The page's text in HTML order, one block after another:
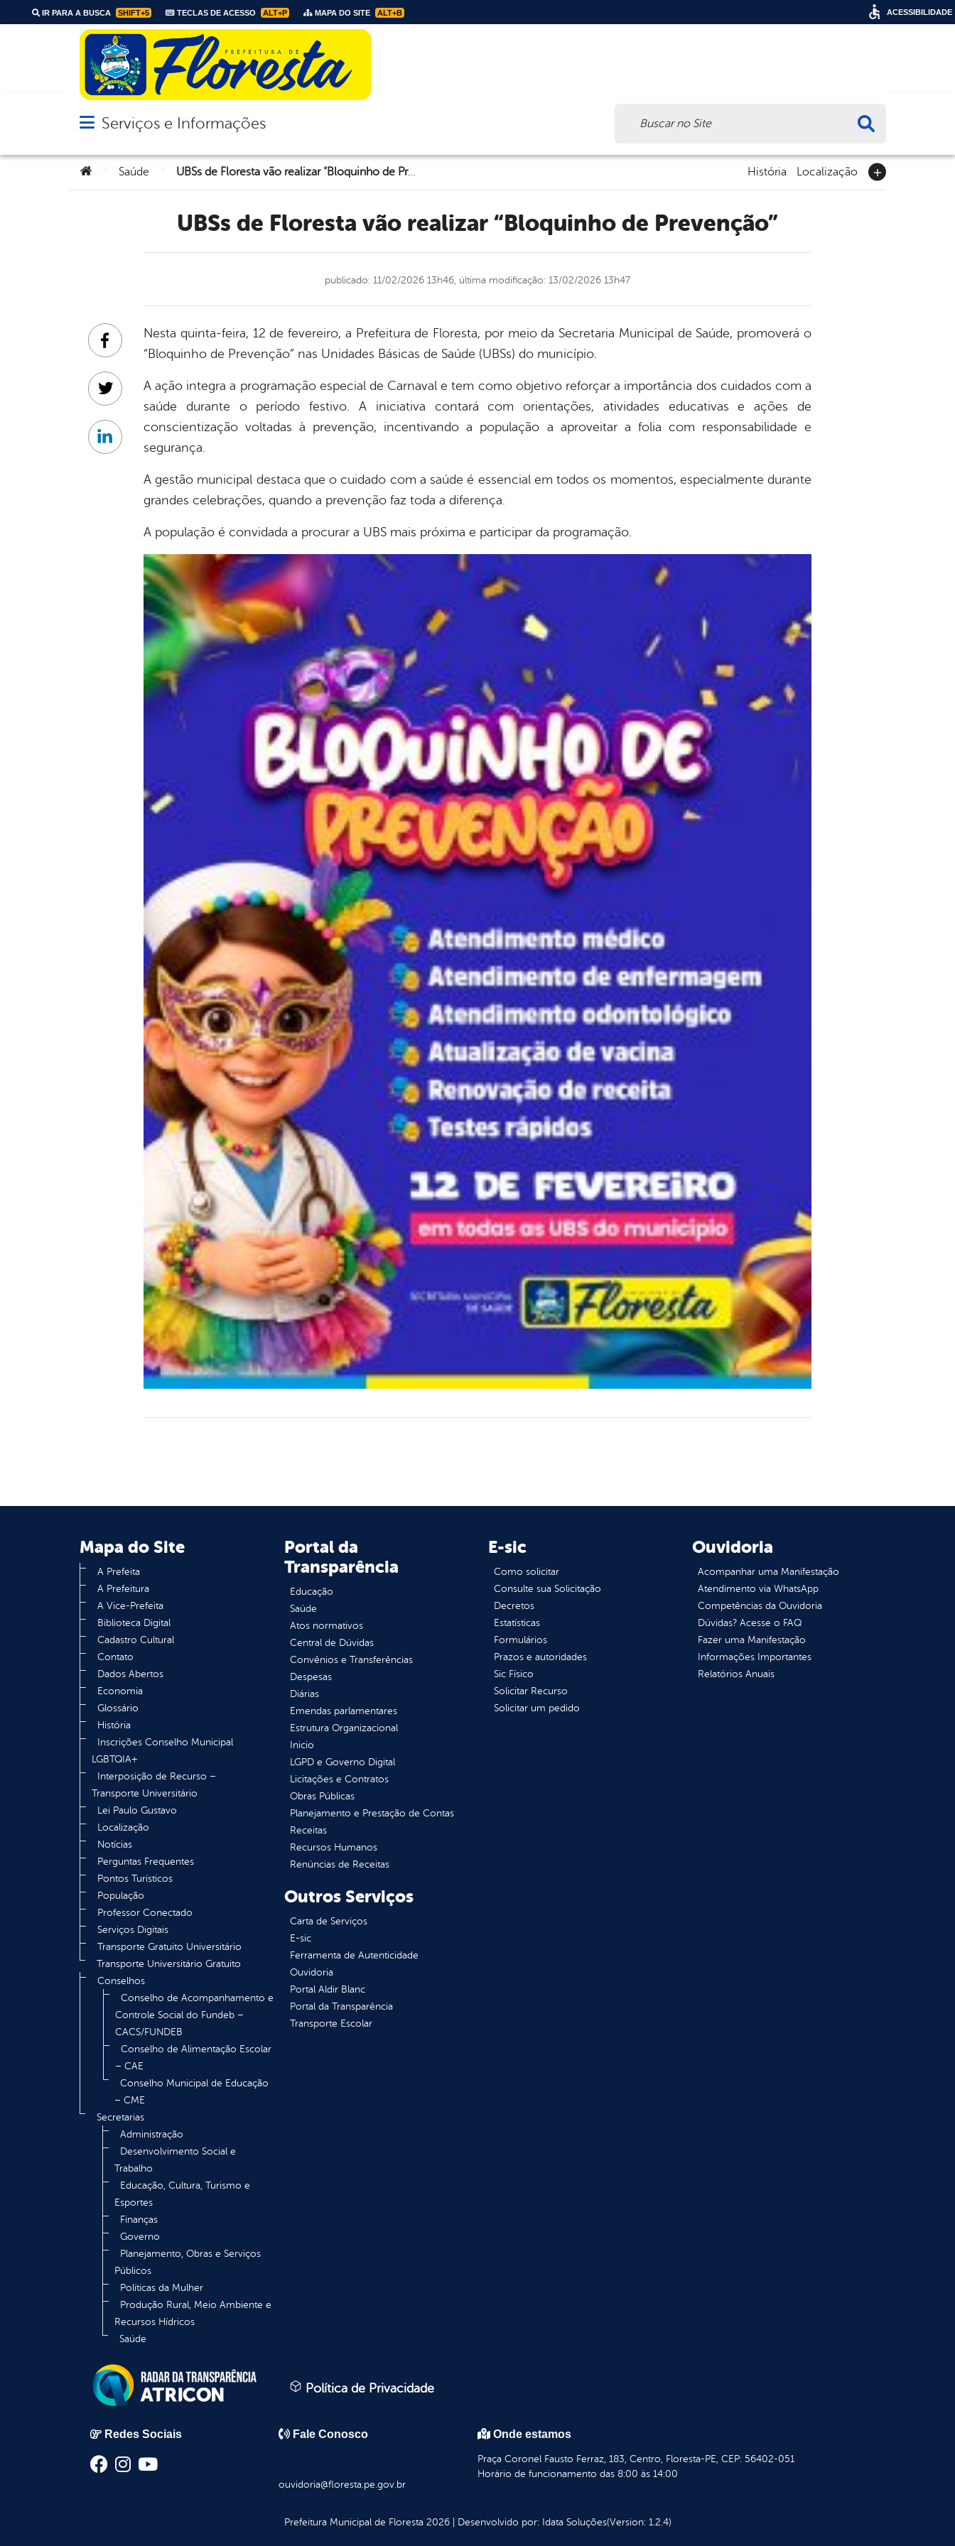
IR PARA A BUSCA SHIFT+5 TECLAS DE ACESSO ALT+P MAPA DO SITE ALT+B
Abrir menu principal de navegação
Serviços e Informações
Você está aqui:
Saúde UBSs de Floresta vão realizar “Bloquinho de Prevenção” História Localização
UBSs de Floresta vão realizar “Bloquinho de Prevenção”
publicado: 11/02/2026 13h46, última modificação: 13/02/2026 13h47
Nesta quinta-feira, 12 de fevereiro, a Prefeitura de Floresta, por meio da Secretaria Municipal de Saúde, promoverá o
“Bloquinho de Prevenção” nas Unidades Básicas de Saúde (UBSs) do município.
A ação integra a programação especial de Carnaval e tem como objetivo reforçar a importância dos cuidados com a
saúde durante o período festivo. A iniciativa contará com orientações, atividades educativas e ações de
conscientização voltadas à prevenção, incentivando a população a aproveitar a folia com responsabilidade e
segurança.
A gestão municipal destaca que o cuidado com a saúde é essencial em todos os momentos, especialmente durante
grandes celebrações, quando a prevenção faz toda a diferença.
A população é convidada a procurar a UBS mais próxima e participar da programação.
Facebook
Twitter
Linkedin
Mapa do Site
A Prefeita
A Prefeitura
A Vice-Prefeita
Biblioteca Digital
Cadastro Cultural
Contato
Dados Abertos
Economia
Glossário
História
Inscrições Conselho Municipal
LGBTQIA+
Interposição de Recurso –
Transporte Universitário
Lei Paulo Gustavo
Localização
Notícias
Perguntas Frequentes
Pontos Turísticos
População
Professor Conectado
Serviços Digitais
Transporte Gratuito Universitário
Transporte Universitário Gratuito
Conselhos
Conselho de Acompanhamento e
Controle Social do Fundeb –
CACS/FUNDEB
Conselho de Alimentação Escolar
– CAE
Conselho Municipal de Educação
– CME
Secretarias
Administração
Desenvolvimento Social e
Trabalho
Educação, Cultura, Turismo e
Esportes
Finanças
Governo
Planejamento, Obras e Serviços
Públicos
Políticas da Mulher
Produção Rural, Meio Ambiente e
Recursos Hídricos
Saúde
Portal da
Transparência
Educação
Saúde
Atos normativos
Central de Dúvidas
Convênios e Transferências
Despesas
Diárias
Emendas parlamentares
Estrutura Organizacional
Inicio
LGPD e Governo Digital
Licitações e Contratos
Obras Públicas
Planejamento e Prestação de Contas
Receitas
Recursos Humanos
Renúncias de Receitas
E-sic
Como solicitar
Consulte sua Solicitação
Decretos
Estatísticas
Formulários
Prazos e autoridades
Sic Físico
Solicitar Recurso
Solicitar um pedido
Ouvidoria
Acompanhar uma Manifestação
Atendimento via WhatsApp
Competências da Ouvidoria
Dúvidas? Acesse o FAQ
Fazer uma Manifestação
Informações Importantes
Relatórios Anuais
Outros Serviços
Carta de Serviços
E-sic
Ferramenta de Autenticidade
Ouvidoria
Portal Aldir Blanc
Portal da Transparência
Transporte Escolar
Política de Privacidade
Redes Sociais Fale Conosco
ouvidoria@floresta.pe.gov.br
Onde estamos
Praça Coronel Fausto Ferraz, 183, Centro, Floresta-PE, CEP: 56402-051
Horário de funcionamento das 8:00 às 14:00
Prefeitura Municipal de Floresta2026| Desenvolvido por: Idata Soluções(Version: 1.2.4)
ACESSIBILIDADE